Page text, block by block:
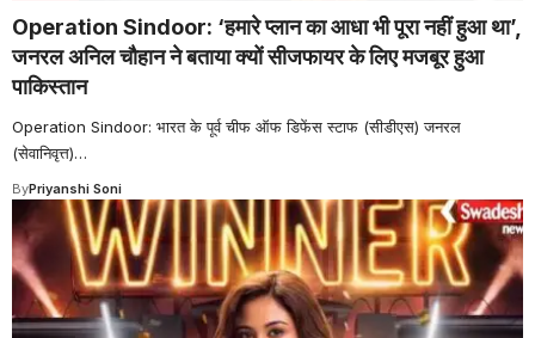
Operation Sindoor: ‘हमारे प्लान का आधा भी पूरा नहीं हुआ था’,
जनरल अनिल चौहान ने बताया क्यों सीजफायर के लिए मजबूर हुआ
पाकिस्तान
Operation Sindoor: भारत के पूर्व चीफ ऑफ डिफेंस स्टाफ (सीडीएस) जनरल
(सेवानिवृत्त)…
ByPriyanshi Soni